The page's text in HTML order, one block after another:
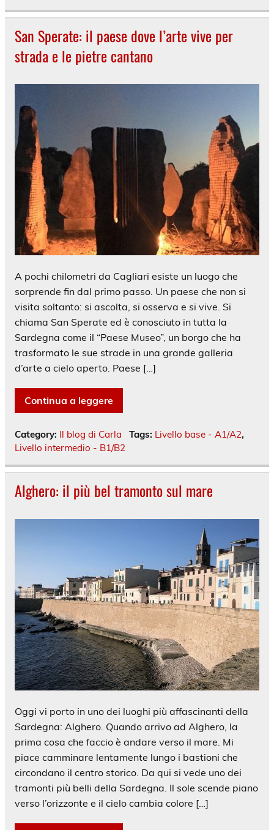
San Sperate: il paese dove l’arte vive per
strada e le pietre cantano
A pochi chilometri da Cagliari esiste un luogo che
sorprende fin dal primo passo. Un paese che non si
visita soltanto: si ascolta, si osserva e si vive. Si
chiama San Sperate ed è conosciuto in tutta la
Sardegna come il “Paese Museo”, un borgo che ha
trasformato le sue strade in una grande galleria
d’arte a cielo aperto. Paese […]
Continua a leggere
Category: Il blog di Carla Tags: Livello base - A1/A2,
Livello intermedio - B1/B2
Alghero: il più bel tramonto sul mare
Oggi vi porto in uno dei luoghi più affascinanti della
Sardegna: Alghero. Quando arrivo ad Alghero, la
prima cosa che faccio è andare verso il mare. Mi
piace camminare lentamente lungo i bastioni che
circondano il centro storico. Da qui si vede uno dei
tramonti più belli della Sardegna. Il sole scende piano
verso l’orizzonte e il cielo cambia colore […]